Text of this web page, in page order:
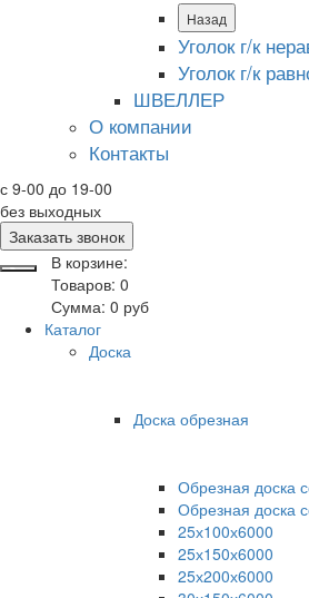
Назад
Уголок г/к
Уголок г/к
ШВЕЛЛЕР
О компании
Контакты
с 9-00 до 19-00
без выходных
Заказать звонок
В корзине:
Товаров: 0
Сумма: 0 руб
Каталог
Доска
Доска обрезная
Обрезная доска
Обрезная доска
25х100х6000
25х150х6000
25х200х6000